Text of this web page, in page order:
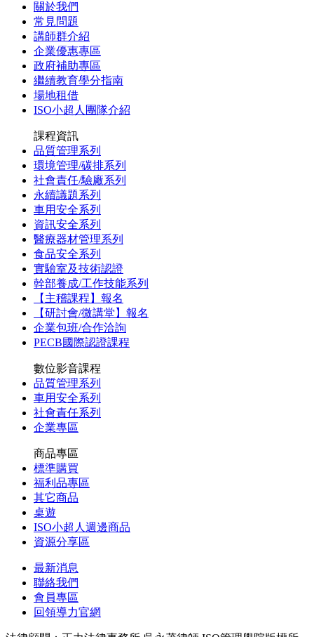
關於我們
常見問題
講師群介紹
企業優惠專區
政府補助專區
繼續教育學分指南
場地租借
ISO小超人團隊介紹
課程資訊
品質管理系列
環境管理/碳排系列
社會責任/驗廠系列
永續議題系列
車用安全系列
資訊安全系列
醫療器材管理系列
食品安全系列
實驗室及技術認證
幹部養成/工作技能系列
【主稽課程】報名
【研討會/微講堂】報名
企業包班/合作洽詢
PECB國際認證課程
數位影音課程
品質管理系列
車用安全系列
社會責任系列
企業專區
商品專區
標準購買
福利品專區
其它商品
桌遊
ISO小超人週邊商品
資源分享區
最新消息
聯絡我們
會員專區
回領導力官網